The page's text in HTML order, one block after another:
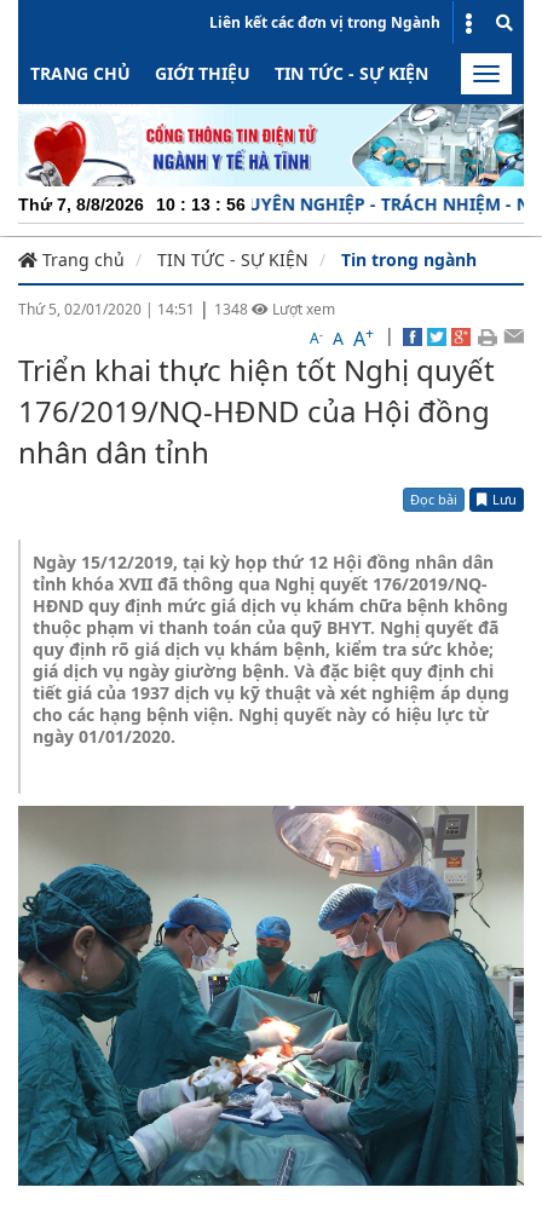
Liên kết các đơn vị trong Ngành
TRANG CHỦ GIỚI THIỆU TIN TỨC - SỰ KIỆN HOẠT
Toggle
Thứ 7, 8/8/2026 10 : 13 : 57
CHUYÊN NGHIỆP - TRÁCH NHIỆM -
Trang chủ TIN TỨC - SỰ KIỆN Tin trong ngành
Thứ 5, 02/01/2020 | 14:51 | 1348
Lượt xem
A- A A+ |
Triển khai thực hiện tốt Nghị quyết
176/2019/NQ-HĐND của Hội đồng
nhân dân tỉnh
Đọc bài Lưu
Ngày 15/12/2019, tại kỳ họp thứ 12 Hội đồng nhân dân
tỉnh khóa XVII đã thông qua Nghị quyết 176/2019/NQ-
HĐND quy định mức giá dịch vụ khám chữa bệnh không
thuộc phạm vi thanh toán của quỹ BHYT. Nghị quyết đã
quy định rõ giá dịch vụ khám bệnh, kiểm tra sức khỏe;
giá dịch vụ ngày giường bệnh. Và đặc biệt quy định chi
tiết giá của 1937 dịch vụ kỹ thuật và xét nghiệm áp dụng
cho các hạng bệnh viện. Nghị quyết này có hiệu lực từ
ngày 01/01/2020.